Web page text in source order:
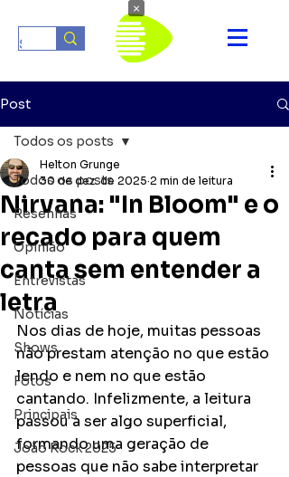
Post
Todos os posts
Resenhas
Opinião
Entrevistas
Notícias
Shows
Fotos
Principais
João Rock 2025
Todos os posts
Nirvana: "In Bloom" e o
recado para quem
canta sem entender a
letra
Helton Grunge
30 de dez. de 2025 2 min de leitura
Nos dias de hoje, muitas pessoas
não prestam atenção no que estão
lendo e nem no que estão
cantando. Infelizmente, a leitura
passou a ser algo superficial,
formando uma geração de
pessoas que não sabe interpretar
×